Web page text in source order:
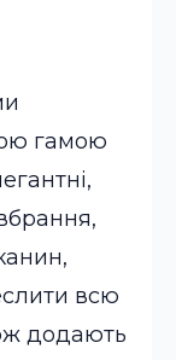
гамою
всю
додають